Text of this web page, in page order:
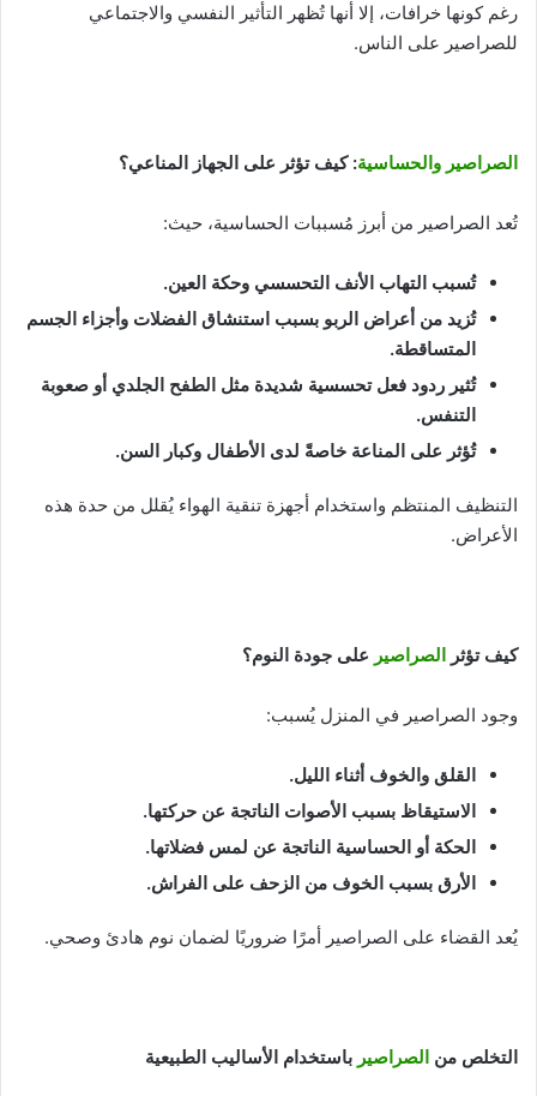
رغم كونها خرافات، إلا أنها تُظهر التأثير النفسي والاجتماعي
للصراصير على الناس.
الصراصير والحساسية: كيف تؤثر على الجهاز المناعي؟
تُعد الصراصير من أبرز مُسببات الحساسية، حيث:
تُسبب التهاب الأنف التحسسي وحكة العين.
تُزيد من أعراض الربو بسبب استنشاق الفضلات وأجزاء الجسم
المتساقطة.
تُثير ردود فعل تحسسية شديدة مثل الطفح الجلدي أو صعوبة
التنفس.
تُؤثر على المناعة خاصةً لدى الأطفال وكبار السن.
التنظيف المنتظم واستخدام أجهزة تنقية الهواء يُقلل من حدة هذه
الأعراض.
كيف تؤثر الصراصير على جودة النوم؟
وجود الصراصير في المنزل يُسبب:
القلق والخوف أثناء الليل.
الاستيقاظ بسبب الأصوات الناتجة عن حركتها.
الحكة أو الحساسية الناتجة عن لمس فضلاتها.
الأرق بسبب الخوف من الزحف على الفراش.
يُعد القضاء على الصراصير أمرًا ضروريًا لضمان نوم هادئ وصحي.
التخلص من الصراصير باستخدام الأساليب الطبيعية